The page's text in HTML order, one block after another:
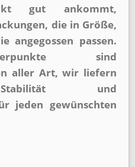
gut ankommt,
die in Größe,
angegossen passen.
sind
aller Art, wir liefern
und
jeden gewünschten